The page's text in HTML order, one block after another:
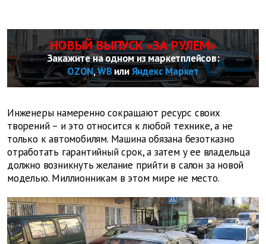
НОВЫЙ ВЫПУСК «ЗА РУЛЕМ»
Закажите на одном из маркетплейсов:
OZON,WBилиЯндекс Маркет
Инженеры намеренно сокращают ресурс своих
творений – и это относится к любой технике, а не
только к автомобилям. Машина обязана безотказно
отработать гарантийный срок, а затем у ее владельца
должно возникнуть желание прийти в салон за новой
моделью. Миллионникам в этом мире не место.